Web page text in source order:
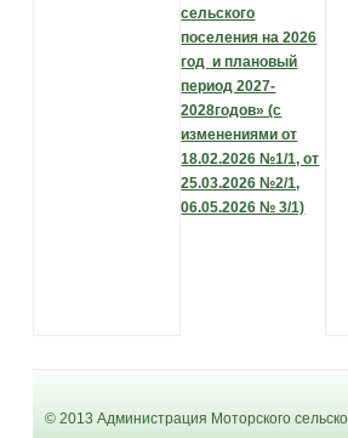
сельского
поселения на 2026
год и плановый
период 2027-
2028годов» (с
изменениями от
18.02.2026 №1/1, от
25.03.2026 №2/1,
06.05.2026 № 3/1)
© 2013 Администрация Моторского